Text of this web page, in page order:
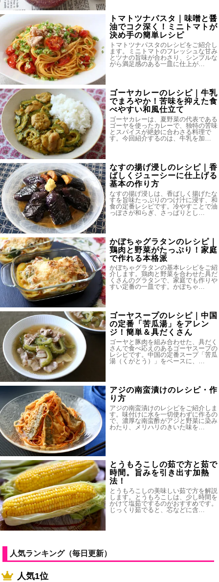
トマトツナパスタ｜味噌と醤
油でコク深く！ミニトマトが
決め手の簡単レシピ
トマトツナパスタのレシピをご紹介し
ます。ミニトマトのフレッシュな甘み
とツナの旨味が合わさり、シンプルな
がら満足感のある一皿に仕上が…
ゴーヤカレーのレシピ｜牛乳
でまろやか！苦味を抑えた食
べやすい和風仕立て
ゴーヤカレーは、夏野菜の代表である
ゴーヤを使ったカレーで、独特の苦味
とスパイスが絶妙に合わさる料理で
す。今回紹介するのは、牛乳を加…
なすの揚げ浸しのレシピ｜香
ばしくジューシーに仕上げる
基本の作り方
なすの揚げ浸しは、香ばしく揚げたな
すを旨味たっぷりのつけ汁に浸す、和
食の定番レシピです。冷やすことで油
っぽさが和らぎ、さっぱりとし…
かぼちゃグラタンのレシピ｜
鶏肉と野菜がたっぷり！家庭
で作れる本格派
かぼちゃグラタンの基本レシピをご紹
介します。鶏肉と野菜を合わせた具だ
くさんのグラタンで、家庭でも作りや
すい定番の一皿です。かぼちゃ…
ゴーヤスープのレシピ｜中国
の定番「苦瓜湯」をアレン
ジ！簡単＆具だくさん
ゴーヤと豚肉を組み合わせた、具だく
さんで食べ応えのあるゴーヤスープの
レシピです。中国の定番スープ「苦瓜
湯（くがとう）」をベースに、…
アジの南蛮漬けのレシピ・作
り方
アジの南蛮漬けのレシピをご紹介しま
す。味付けに水を一切使わずに作るの
で、濃厚な南蛮酢がアジと野菜に染み
わたり、メリハリのきいた味を…
とうもろこしの茹で方と茹で
時間。旨みを引き出す加熱
法！
とうもろこしの美味しい茹で方を解説
します。とうもろこしは、少し時間を
かけて塩茹でするのがおすすめです。
じっくり茹でると、芯などに含…
人気ランキング（毎日更新）
人気1位